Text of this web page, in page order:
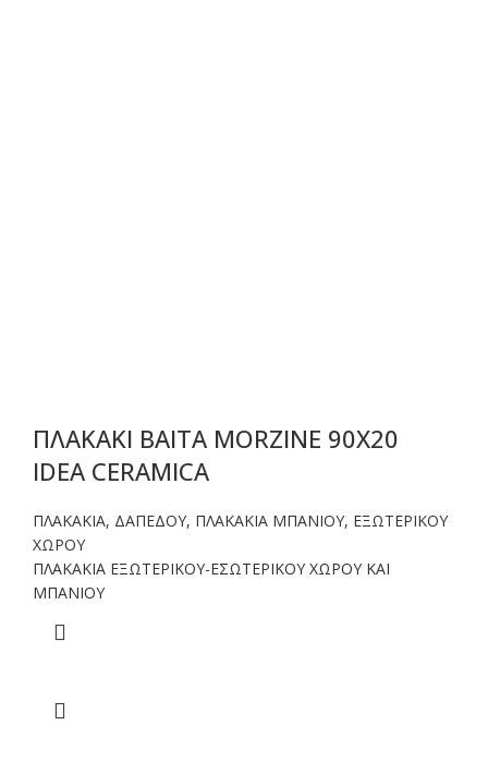
ΠΛΑΚΑΚΙ BAITA MORZINE 90X20
IDEA CERAMICA
ΠΛΑΚΑΚΙΑ, ΔΑΠΕΔΟΥ, ΠΛΑΚΑΚΙΑ ΜΠΑΝΙΟΥ, ΕΞΩΤΕΡΙΚΟΥ
ΧΩΡΟΥ
ΠΛΑΚΑΚΙΑ ΕΞΩΤΕΡΙΚΟΥ-ΕΣΩΤΕΡΙΚΟΥ ΧΩΡΟΥ ΚΑΙ
ΜΠΑΝΙΟΥ